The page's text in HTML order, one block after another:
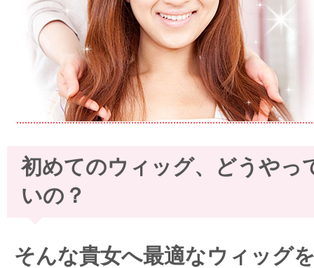
初めてのウィッグ、どうやっ
いの？
そんな貴女へ最適なウィッグ